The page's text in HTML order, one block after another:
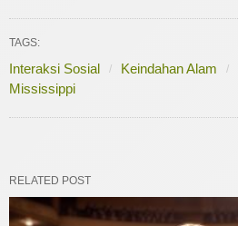
TAGS:
Interaksi Sosial Keindahan Alam
Mississippi
RELATED POST